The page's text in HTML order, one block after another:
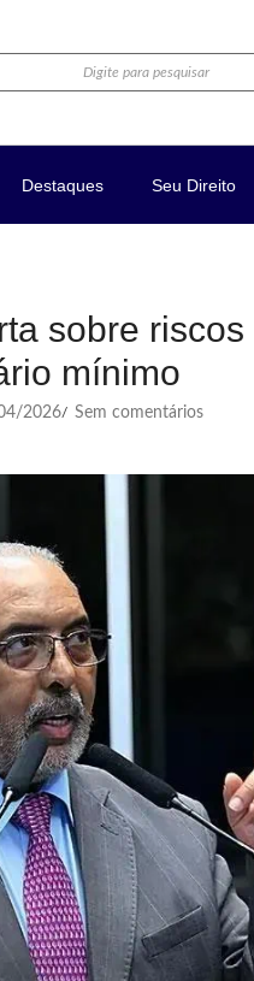
Destaques Seu Direito
sobre
mínimo
2026/ Sem comentários